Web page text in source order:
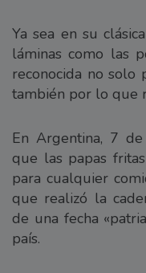
Ya sea en su
láminas como las
reconocida no solo
también por lo que
En Argentina, 7
que las papas
para cualquier
que realizó la
de una fecha
país.